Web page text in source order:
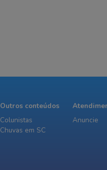
Outros conteúdos
Colunistas
Chuvas em SC
Anuncie